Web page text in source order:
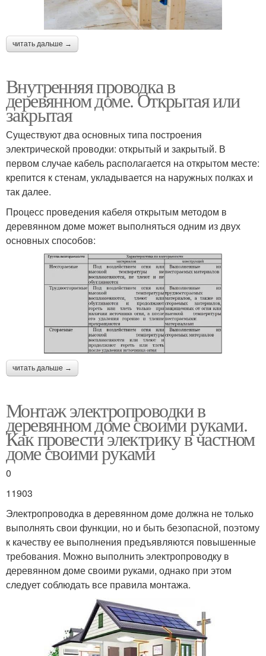
читать дальше →
Внутренняя проводка в
деревянном доме. Открытая или
закрытая
Существуют два основных типа построения
электрической проводки: открытый и закрытый. В
первом случае кабель располагается на открытом месте:
крепится к стенам, укладывается на наружных полках и
так далее.
Процесс проведения кабеля открытым методом в
деревянном доме может выполняться одним из двух
основных способов:
читать дальше →
Монтаж электропроводки в
деревянном доме своими руками.
Как провести электрику в частном
доме своими руками
0
11903
Электропроводка в деревянном доме должна не только
выполнять свои функции, но и быть безопасной, поэтому
к качеству ее выполнения предъявляются повышенные
требования. Можно выполнить электропроводку в
деревянном доме своими руками, однако при этом
следует соблюдать все правила монтажа.